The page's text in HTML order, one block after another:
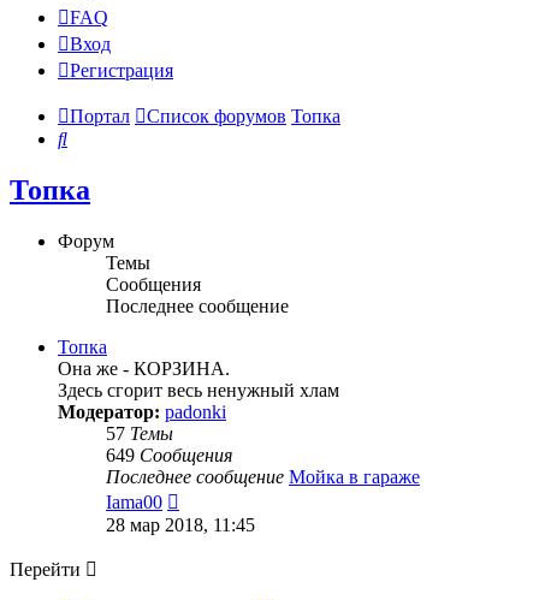
FAQ
Вход
Регистрация
Портал Список форумов Топка
Поиск
Топка
Форум
Темы
Сообщения
Последнее сообщение
Топка
Она же - КОРЗИНА.
Здесь сгорит весь ненужный хлам
Модератор: padonki
57 Темы
649 Сообщения
Последнее сообщение Мойка в гараже
Iama00
к
последнему
28 мар 2018, 11:45
Перейти